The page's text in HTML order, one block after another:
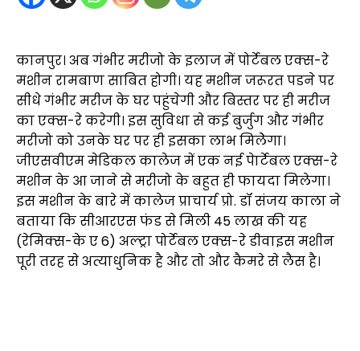
कानपुर। अब गंभीर मरीजो के इलाज में पोर्टेबल एक्स-रे
मशीन रामबाण साबित होगी। यह मशीन जरूरत पडने पर
सीधे गंभीर मरीज के घर पहुंचेगी और बिस्तर पर ही मरीज
का एक्स-रे करेगी। इस सुविधा से कई बुर्जुग और गंभीर
मरीजो को उनके घर पर ही इसका लाभ मिलेेगा।
जीएसवीएम मेडिकल कालेज में एक नई पेार्टेबल एक्स-रे
मशीन के आ जाने से मरीजो के बहुत ही फायदा मिलेगा।
इस मशीन के बारे में कालेज प्राचार्य प्रो. डॉ संजय काला ने
बताया कि सीआरएस फंड से मिली 45 लाख की यह
(रेमिक्स-के ए 6) अल्ट्रा पोर्टेबल एक्स-रे डीवाइस मशीन
पूरी तरह से अत्याधुनिक है और तो और कैमरे से लैस है।